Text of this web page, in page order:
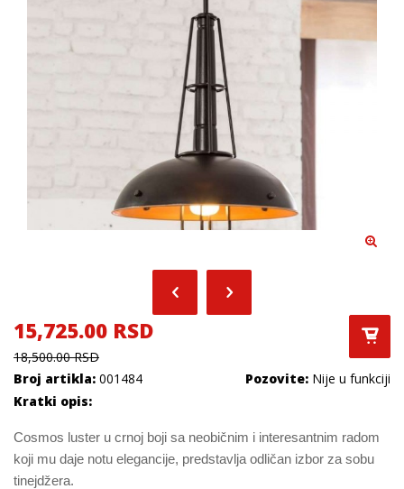
15,725.00 RSD
18,500.00 RSD
Broj artikla: 001484 Pozovite: Nije u funkciji
Kratki opis:
Cosmos luster u crnoj boji sa neobičnim i interesantnim radom
koji mu daje notu elegancije, predstavlja odličan izbor za sobu
tinejdžera.